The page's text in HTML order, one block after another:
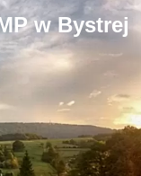
w Bystrej